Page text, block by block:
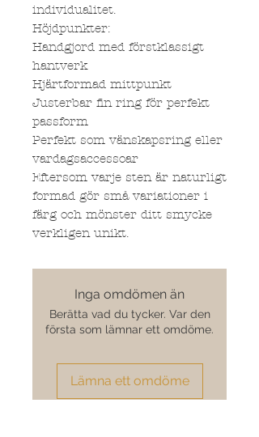
individualitet.
Höjdpunkter:
Handgjord med förstklassigt
hantverk
Hjärtformad mittpunkt
Justerbar fin ring för perfekt
passform
Perfekt som vänskapsring eller
vardagsaccessoar
Eftersom varje sten är naturligt
formad gör små variationer i
färg och mönster ditt smycke
verkligen unikt.
Inga omdömen än
Berätta vad du tycker. Var den
första som lämnar ett omdöme.
Lämna ett omdöme